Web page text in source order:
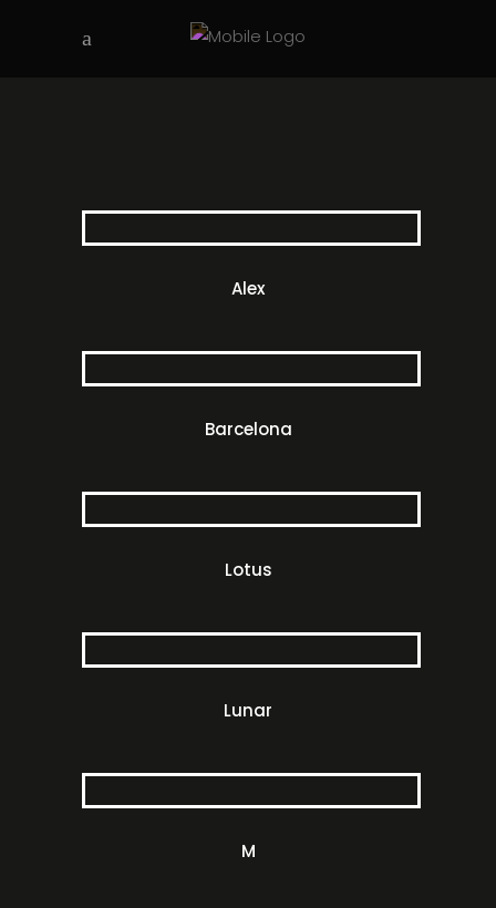
Alex
Barcelona
Lotus
Lunar
M